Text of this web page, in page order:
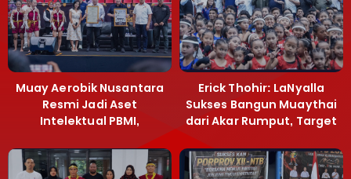
Muay Aerobik Nusantara
Resmi Jadi Aset
Intelektual PBMI,
Terobosan Bangun
Grassroots
Erick Thohir: LaNyalla
Sukses Bangun Muaythai
dari Akar Rumput, Target